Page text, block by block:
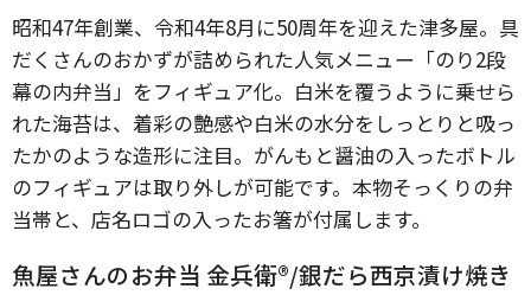
昭和47年創業、令和4年8月に50周年を迎えた津多屋。具
だくさんのおかずが詰められた人気メニュー「のり2段
幕の内弁当」をフィギュア化。白米を覆うように乗せら
れた海苔は、着彩の艶感や白米の水分をしっとりと吸っ
たかのような造形に注目。がんもと醤油の入ったボトル
のフィギュアは取り外しが可能です。本物そっくりの弁
当帯と、店名ロゴの入ったお箸が付属します。
魚屋さんのお弁当 金兵衛®/銀だら西京漬け焼き